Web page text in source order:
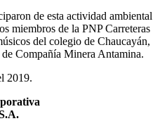
de esta actividad ambiental
miembros de la PNP Carreteras
del colegio de Chaucayán,
Compañía Minera Antamina.
2019.